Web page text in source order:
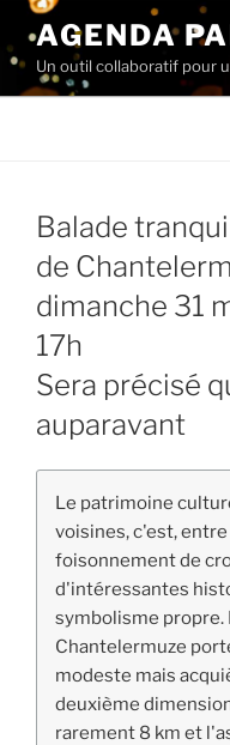
Aller
au
contenu
principal
AGENDA
Un outil collaboratif pour
Balade
de
dimanche 31
17h
Sera précisé
auparavant
Le patrimoine
voisines, c'est,
foisonnement de
d'intéressantes
symbolisme propre.
Chantelermuze
modeste mais
deuxième
rarement 8 km et